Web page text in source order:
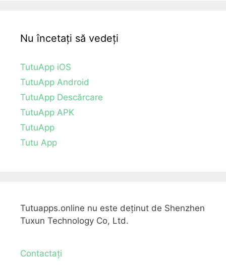
Nu încetați să vedeți
TutuApp iOS
TutuApp Android
TutuApp Descărcare
TutuApp APK
TutuApp
Tutu App
Tutuapps.online nu este deținut de Shenzhen
Tuxun Technology Co, Ltd.
Contactați